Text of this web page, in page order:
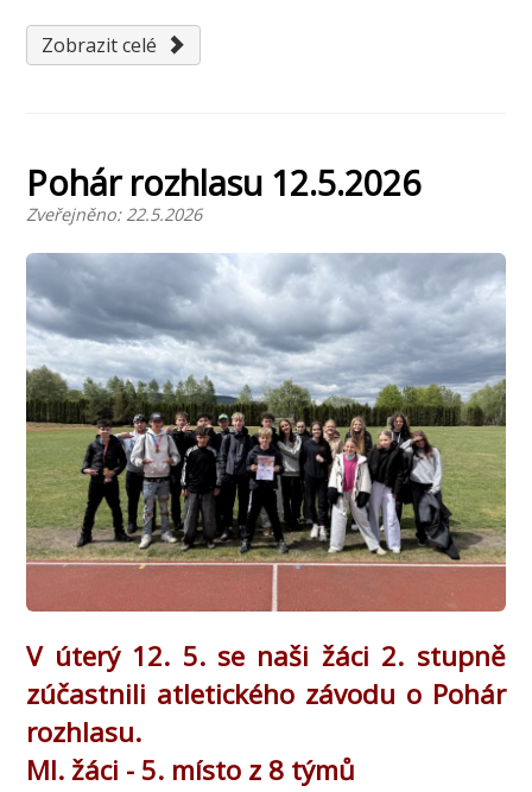
Zobrazit celé
Pohár rozhlasu 12.5.2026
Zveřejněno: 22.5.2026
V úterý 12. 5. se naši žáci 2. stupně
zúčastnili atletického závodu o Pohár
rozhlasu.
Ml. žáci - 5. místo z 8 týmů